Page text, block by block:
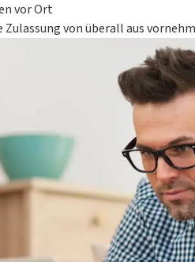
vor Ort
Zulassung von überall aus